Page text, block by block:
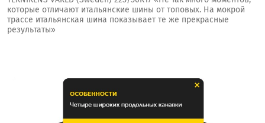
которые отличают итальянские шины от топовых. На мокрой
трассе итальянская шина показывает те же прекрасные
результаты»